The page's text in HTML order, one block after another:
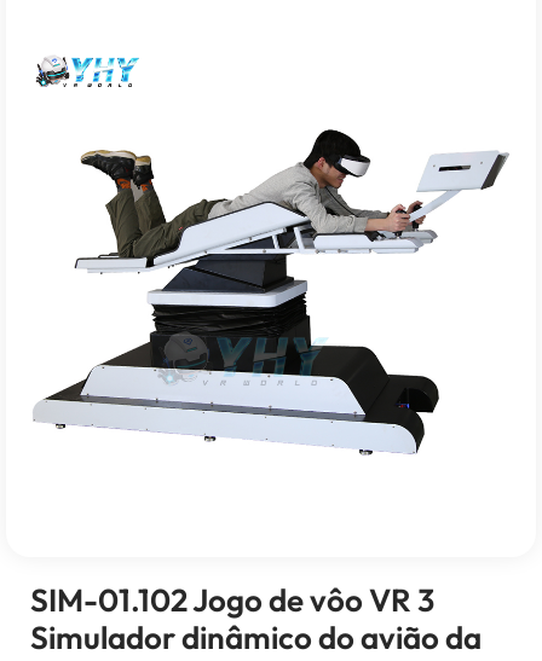
SIM-01.102 Jogo de vôo VR 3
Simulador dinâmico do avião da